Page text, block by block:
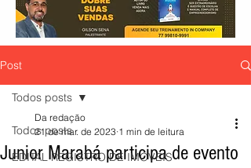
Post
Todos posts
EDITAL REGISTRO DE IMÓVEIS
Todos posts
Junior Marabá participa de evento
Da redação
21 de mar. de 2023 1 min de leitura